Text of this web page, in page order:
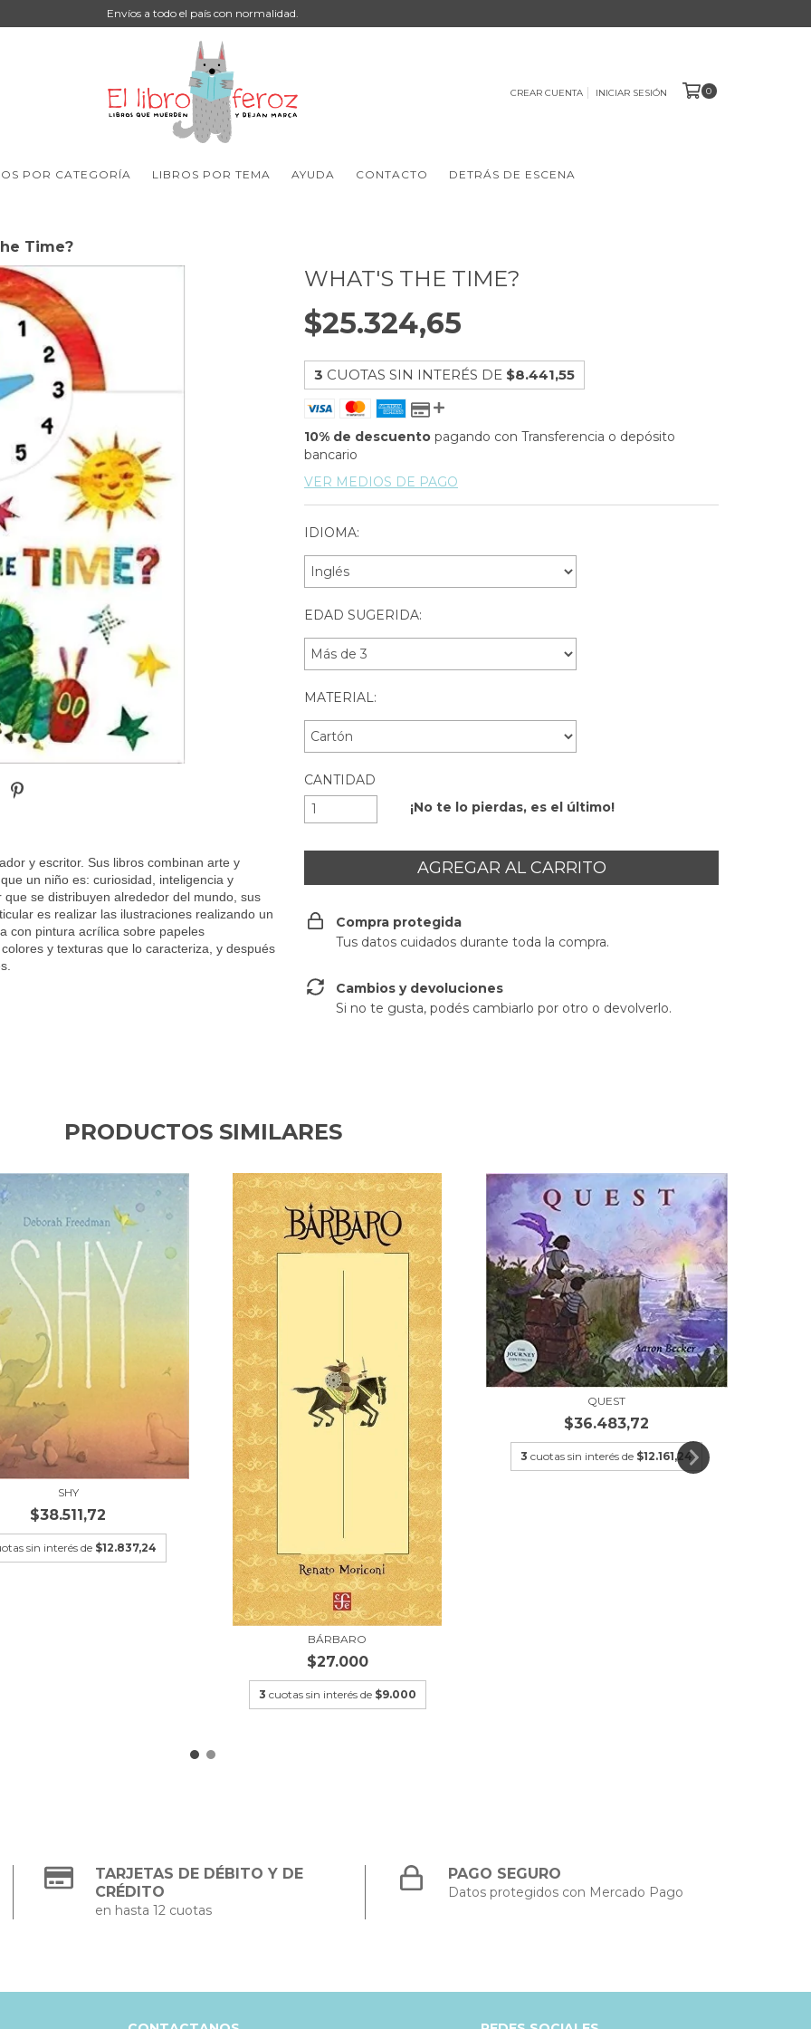
Envíos a todo el país con normalidad.
CREAR CUENTA INICIAR SESIÓN 0
POR CATEGORÍA LIBROS POR TEMA AYUDA CONTACTO DETRÁS DE ESCENA
Time?
y escritor. Sus libros combinan arte y
un niño es: curiosidad, inteligencia y
se distribuyen alrededor del mundo, sus
es realizar las ilustraciones realizando un
con pintura acrílica sobre papeles
y texturas que lo caracteriza, y después
WHAT'S THE TIME?
$25.324,65
3 CUOTAS SIN INTERÉS DE $8.441,55
10% de descuento pagando con Transferencia o depósito
bancario
VER MEDIOS DE PAGO
IDIOMA:
EDAD SUGERIDA:
MATERIAL:
CANTIDAD
¡No te lo pierdas, es el último!
Compra protegida
Tus datos cuidados durante toda la compra.
Cambios y devoluciones
Si no te gusta, podés cambiarlo por otro o devolverlo.
PRODUCTOS SIMILARES
SHY
$38.511,72
sin interés de $12.837,24
BÁRBARO
$27.000
3 cuotas sin interés de $9.000
QUEST
$36.483,72
3 cuotas sin interés de $12.161,24
TARJETAS DE DÉBITO Y DE
CRÉDITO
en hasta 12 cuotas
PAGO SEGURO
Datos protegidos con Mercado Pago